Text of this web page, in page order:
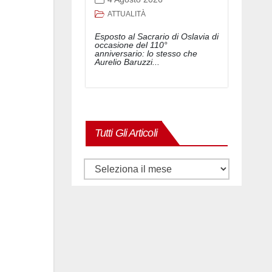
ATTUALITÀ
Esposto al Sacrario di Oslavia di
occasione del 110°
anniversario: lo stesso che
Aurelio Baruzzi...
Tutti Gli Articoli
Tutti